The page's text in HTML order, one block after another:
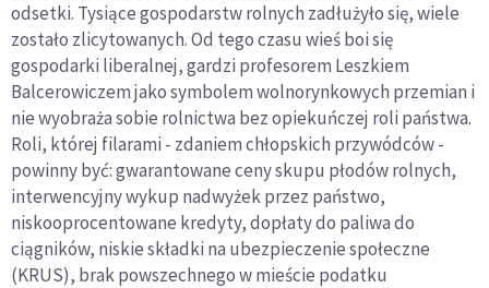
odsetki. Tysiące gospodarstw rolnych zadłużyło się, wiele
zostało zlicytowanych. Od tego czasu wieś boi się
gospodarki liberalnej, gardzi profesorem Leszkiem
Balcerowiczem jako symbolem wolnorynkowych przemian i
nie wyobraża sobie rolnictwa bez opiekuńczej roli państwa.
Roli, której filarami - zdaniem chłopskich przywódców -
powinny być: gwarantowane ceny skupu płodów rolnych,
interwencyjny wykup nadwyżek przez państwo,
niskooprocentowane kredyty, dopłaty do paliwa do
ciągników, niskie składki na ubezpieczenie społeczne
(KRUS), brak powszechnego w mieście podatku